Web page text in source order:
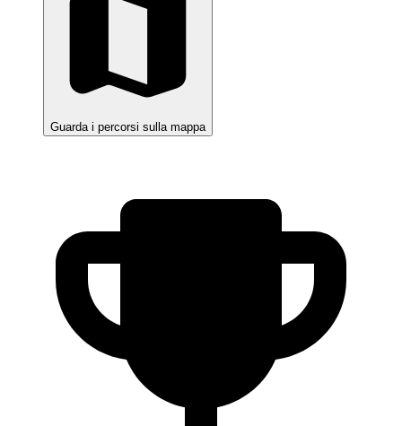
Guarda i percorsi sulla mappa